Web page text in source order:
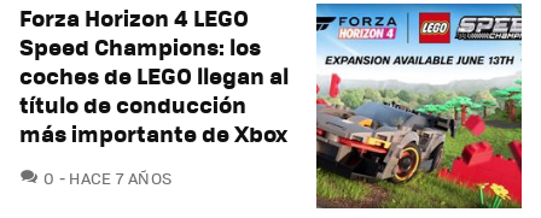
Forza Horizon 4 LEGO
Speed ​​Champions: los
coches de LEGO llegan al
título de conducción
más importante de Xbox
0 COMENTARIOS
HACE 7 AÑOS